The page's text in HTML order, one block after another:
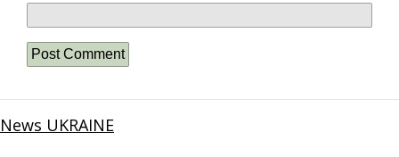
News UKRAINE